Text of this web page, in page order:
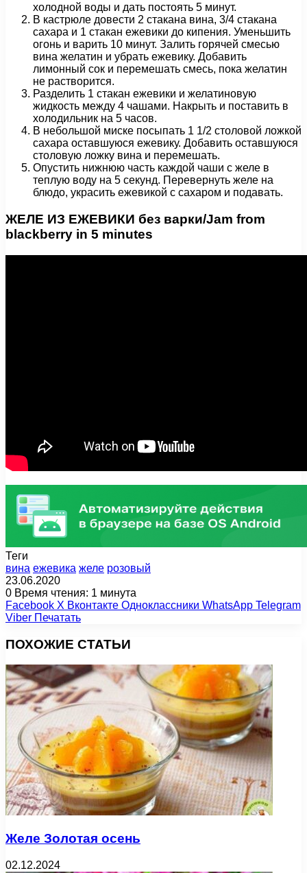
холодной воды и дать постоять 5 минут.
В кастрюле довести 2 стакана вина, 3/4 стакана
сахара и 1 стакан ежевики до кипения. Уменьшить
огонь и варить 10 минут. Залить горячей смесью
вина желатин и убрать ежевику. Добавить
лимонный сок и перемешать смесь, пока желатин
не растворится.
Разделить 1 стакан ежевики и желатиновую
жидкость между 4 чашами. Накрыть и поставить в
холодильник на 5 часов.
В небольшой миске посыпать 1 1/2 столовой ложкой
сахара оставшуюся ежевику. Добавить оставшуюся
столовую ложку вина и перемешать.
Опустить нижнюю часть каждой чаши с желе в
теплую воду на 5 секунд. Перевернуть желе на
блюдо, украсить ежевикой с сахаром и подавать.
ЖЕЛЕ ИЗ ЕЖЕВИКИ без варки/Jam from
blackberry in 5 minutes
Теги
вина ежевика желе розовый
23.06.2020
0 Время чтения: 1 минута
Facebook X Вконтакте Одноклассники WhatsApp Telegram
Viber Печатать
ПОХОЖИЕ СТАТЬИ
Желе Золотая осень
02.12.2024